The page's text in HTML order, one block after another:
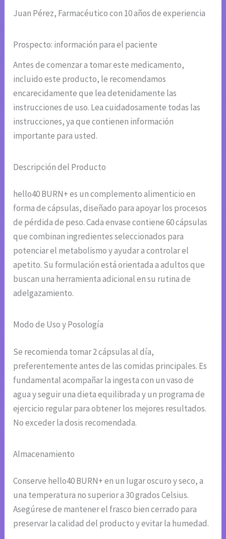
Juan Pérez, Farmacéutico con 10 años de experiencia
Prospecto: información para el paciente
Antes de comenzar a tomar este medicamento,
incluido este producto, le recomendamos
encarecidamente que lea detenidamente las
instrucciones de uso. Lea cuidadosamente todas las
instrucciones, ya que contienen información
importante para usted.
Descripción del Producto
hello40 BURN+ es un complemento alimenticio en
forma de cápsulas, diseñado para apoyar los procesos
de pérdida de peso. Cada envase contiene 60 cápsulas
que combinan ingredientes seleccionados para
potenciar el metabolismo y ayudar a controlar el
apetito. Su formulación está orientada a adultos que
buscan una herramienta adicional en su rutina de
adelgazamiento.
Modo de Uso y Posología
Se recomienda tomar 2 cápsulas al día,
preferentemente antes de las comidas principales. Es
fundamental acompañar la ingesta con un vaso de
agua y seguir una dieta equilibrada y un programa de
ejercicio regular para obtener los mejores resultados.
No exceder la dosis recomendada.
Almacenamiento
Conserve hello40 BURN+ en un lugar oscuro y seco, a
una temperatura no superior a 30 grados Celsius.
Asegúrese de mantener el frasco bien cerrado para
preservar la calidad del producto y evitar la humedad.